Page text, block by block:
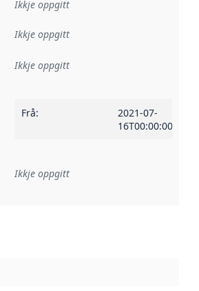
Ikkje oppgitt
Ikkje oppgitt
Ikkje oppgitt
Frå:
2021-07-
16T00:00:00Z
til ei implementeringsregel eller
Ikkje oppgitt